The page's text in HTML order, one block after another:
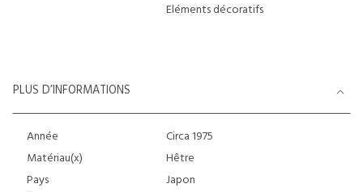
Eléments décoratifs
PLUS D’INFORMATIONS
Année
Circa 1975
Matériau(x)
Hêtre
Pays
Japon